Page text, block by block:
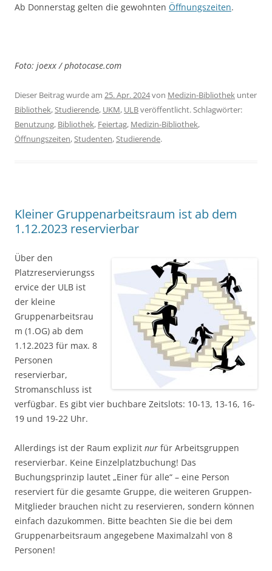
Ab Donnerstag gelten die gewohnten Öffnungszeiten.
Foto: joexx / photocase.com
Dieser Beitrag wurde am 25. Apr. 2024von Medizin-Bibliothek unter
Bibliothek,Studierende, UKM, ULBveröffentlicht. Schlagwörter:
Benutzung, Bibliothek, Feiertag, Medizin-Bibliothek,
Öffnungszeiten,Studenten,Studierende.
Kleiner Gruppenarbeitsraum ist ab dem
1.12.2023 reservierbar
Über den
Platzreservierungss
ervice der ULB ist
der kleine
Gruppenarbeitsrau
m (1.OG) ab dem
1.12.2023 für max. 8
Personen
reservierbar,
Stromanschluss ist
verfügbar. Es gibt vier buchbare Zeitslots: 10-13, 13-16, 16-
19 und 19-22 Uhr.
Allerdings ist der Raum explizit nur für Arbeitsgruppen
reservierbar. Keine Einzelplatzbuchung! Das
Buchungsprinzip lautet „Einer für alle“ – eine Person
reserviert für die gesamte Gruppe, die weiteren Gruppen-
Mitglieder brauchen nicht zu reservieren, sondern können
einfach dazukommen. Bitte beachten Sie die bei dem
Gruppenarbeitsraum angegebene Maximalzahl von 8
Personen!